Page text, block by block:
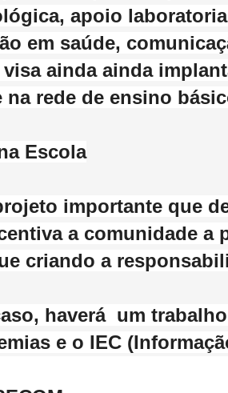
apoio
em saúde,
visa ainda ainda
na rede de ensino
Escola
importante que
a comunidade a
criando a
haverá um
e o IEC